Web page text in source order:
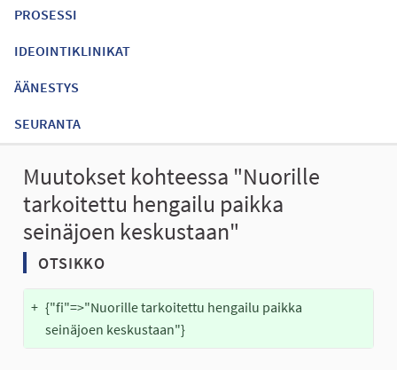
PROSESSI
IDEOINTIKLINIKAT
ÄÄNESTYS
SEURANTA
Muutokset kohteessa "Nuorille
tarkoitettu hengailu paikka
seinäjoen keskustaan"
OTSIKKO
+ {"fi"=>"Nuorille tarkoitettu hengailu paikka
seinäjoen keskustaan"}